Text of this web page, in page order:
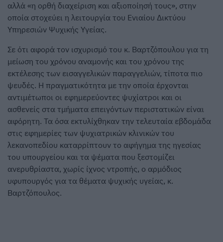
αλλά «η ορθή διαχείριση και αξιοποίησή τους», στην
οποία στοχεύει η λειτουργία του Ενιαίου Δικτύου
Υπηρεσιών Ψυχικής Υγείας.
Σε ότι αφορά τον ισχυρισμό του κ. Βαρτζόπουλου για τη
μείωση του χρόνου αναμονής και του χρόνου της
εκτέλεσης των εισαγγελικών παραγγελιών, τίποτα πιο
ψευδές. Η πραγματικότητα με την οποία έρχονται
αντιμέτωποι οι εφημερεύοντες ψυχίατροι και οι
ασθενείς στα τμήματα επειγόντων περιστατικών είναι
αφόρητη. Τα όσα εκτυλίχθηκαν την τελευταία εβδομάδα
στις εφημερίες των ψυχιατρικών κλινικών του
λεκανοπεδίου καταρρίπτουν το αφήγημα της ηγεσίας
του υπουργείου και τα ψέματα που ξεστομίζει
ανερυθρίαστα, χωρίς ίχνος ντροπής, ο αρμόδιος
υφυπουργός για τα θέματα ψυχικής υγείας, κ.
Βαρτζόπουλος.